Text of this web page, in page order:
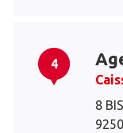
4
8